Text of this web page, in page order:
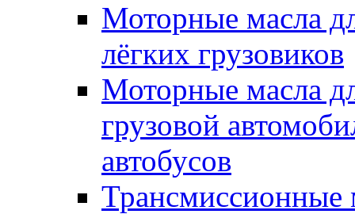
Моторные масла
лёгких грузовиков
Моторные масла
грузовой
автобусов
Трансмиссионные